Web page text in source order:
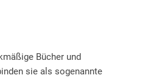
Bücher und
sie als sogenannte